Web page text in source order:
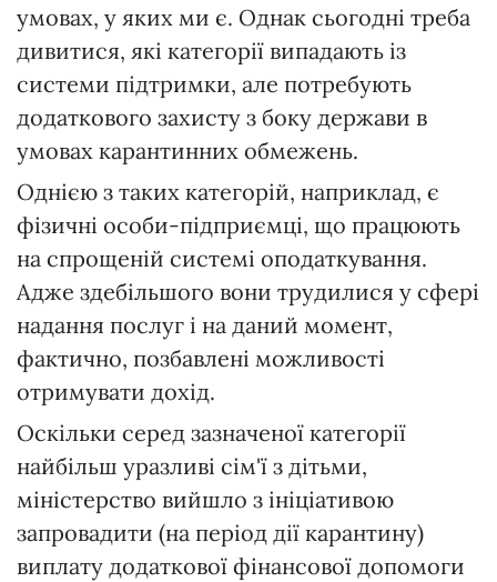
умовах, у яких ми є. Однак сьогодні треба
дивитися, які категорії випадають із
системи підтримки, але потребують
додаткового захисту з боку держави в
умовах карантинних обмежень.
Однією з таких категорій, наприклад, є
фізичні особи-підприємці, що працюють
на спрощеній системі оподаткування.
Адже здебільшого вони трудилися у сфері
надання послуг і на даний момент,
фактично, позбавлені можливості
отримувати дохід.
Оскільки серед зазначеної категорії
найбільш уразливі сім'ї з дітьми,
міністерство вийшло з ініціативою
запровадити (на період дії карантину)
виплату додаткової фінансової допомоги